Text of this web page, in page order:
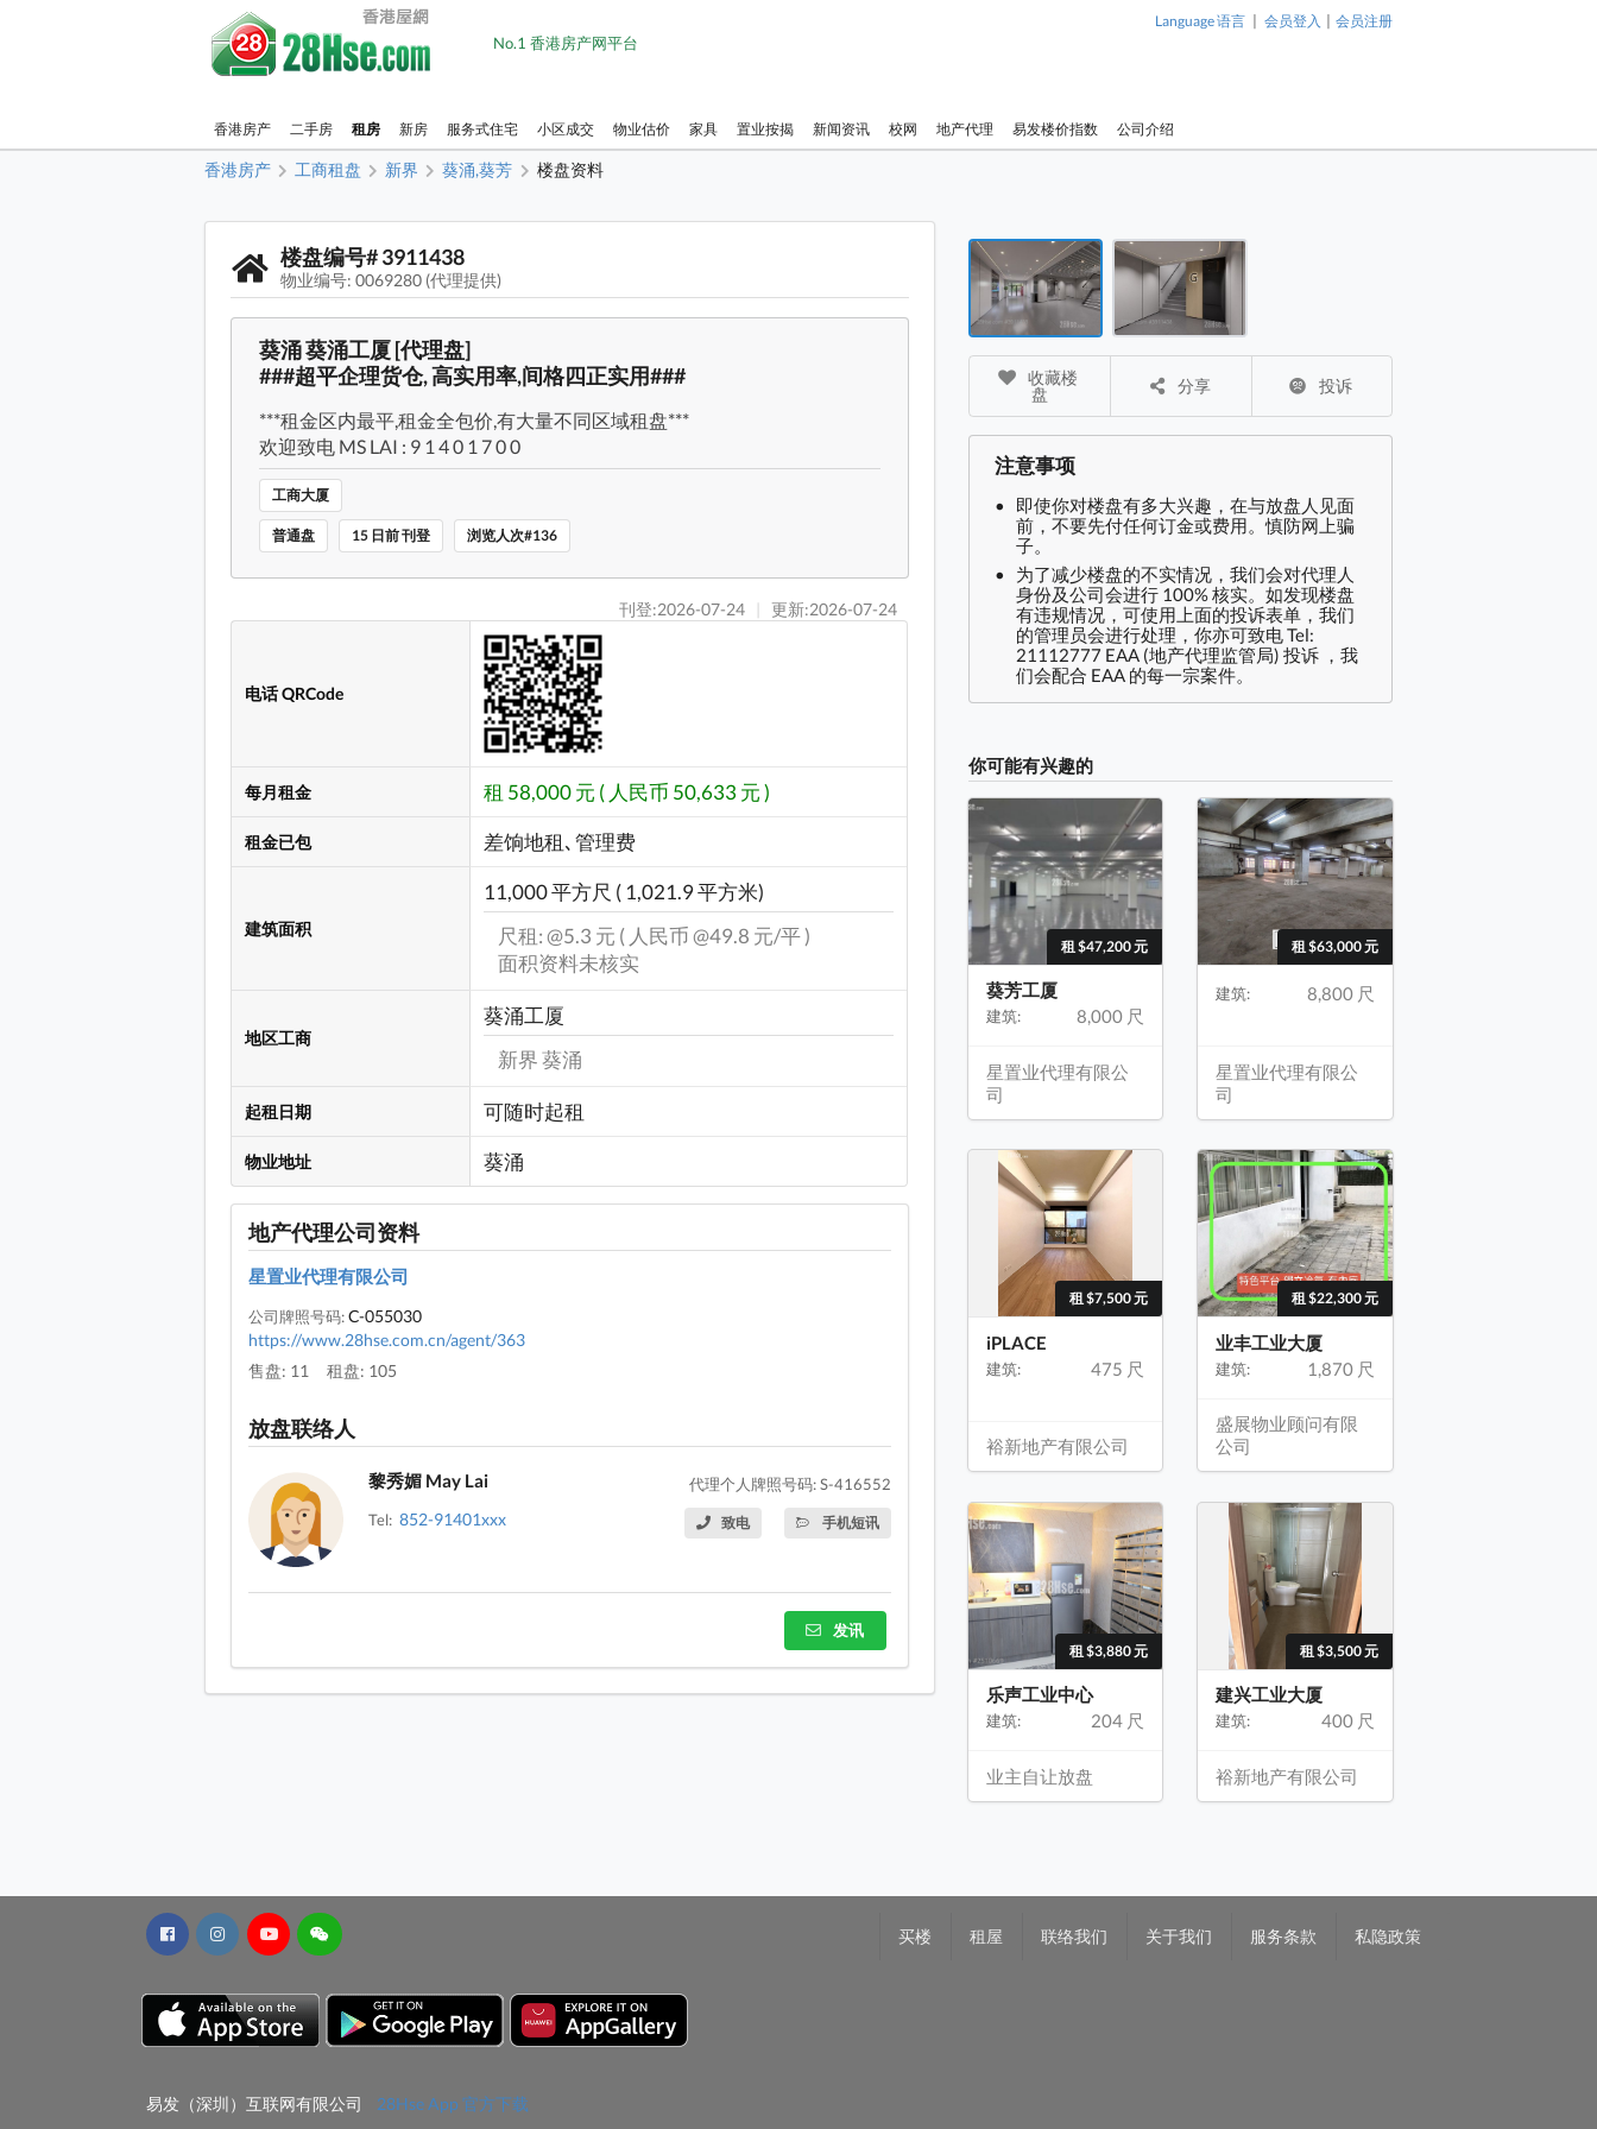
No.1 香港房产网平台
Language 语言 | 会员登入 | 会员注册
香港房产 二手房 租房 新房 服务式住宅 小区成交 物业估价 家具 置业按揭 新闻资讯 校网 地产代理 易发楼价指数 公司介绍
香港房产 工商租盘 新界 葵涌,葵芳 楼盘资料
楼盘编号# 3911438
物业编号: 0069280 (代理提供)
葵涌 葵涌工厦 [代理盘]
###超平企理货仓, 高实用率,间格四正实用###
***租金区内最平,租金全包价,有大量不同区域租盘***
欢迎致电 MS LAI : 9 1 4 0 1 7 0 0
工商大厦
普通盘 15 日前 刊登 浏览人次#136
刊登:2026-07-24 | 更新:2026-07-24
电话 QRCode
每月租金 租 58,000 元 ( 人民币 50,633 元 )
租金已包 差饷地租､管理费
建筑面积
11,000 平方尺 ( 1,021.9 平方米)
尺租: @5.3 元 ( 人民币 @49.8 元/平 )
面积资料未核实
地区工商
葵涌工厦
新界 葵涌
起租日期 可随时起租
物业地址 葵涌
地产代理公司资料
星置业代理有限公司
公司牌照号码:C-055030
https://www.28hse.com.cn/agent/363
售盘: 11
租盘: 105
放盘联络人
黎秀媚 May Lai
代理个人牌照号码: S-416552
Tel: 852-91401xxx 致电 手机短讯
发讯
葵涌工厦 租盘
葵涌工厦 租盘
盘
分享 投诉
注意事项
即使你对楼盘有多大兴趣，在与放盘人见面
前，不要先付任何订金或费用。慎防网上骗
子。
为了减少楼盘的不实情况，我们会对代理人
身份及公司会进行 100% 核实。如发现楼盘
有违规情况，可使用上面的投诉表单，我们
的管理员会进行处理，你亦可致电 Tel:
21112777 EAA (地产代理监管局) 投诉 ，我
们会配合 EAA 的每一宗案件。
你可能有兴趣的
租 $47,200 元
葵芳工厦
建筑: 8,000 尺
星置业代理有限公
司
租 $63,000 元
建筑: 8,800 尺
星置业代理有限公
司
租 $7,500 元
iPLACE
建筑: 475 尺
裕新地产有限公司
租 $22,300 元
业丰工业大厦
建筑: 1,870 尺
盛展物业顾问有限
公司
租 $3,880 元
乐声工业中心
建筑: 204 尺
业主自让放盘
租 $3,500 元
建兴工业大厦
建筑: 400 尺
裕新地产有限公司
买楼 租屋 联络我们 关于我们 服务条款 私隐政策
易发（深圳）互联网有限公司 28Hse App 官方下载